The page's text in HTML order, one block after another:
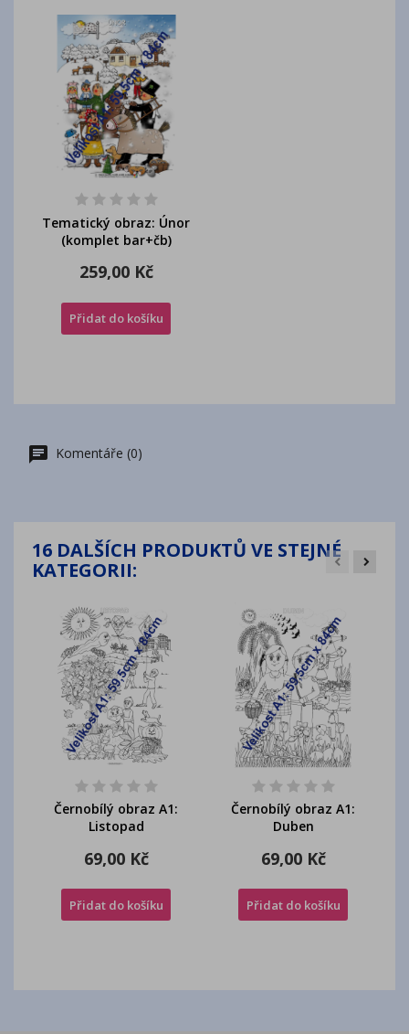
Tematický obraz: Únor
(komplet bar+čb)
259,00 Kč
Přidat do košíku
Komentáře (0)
16 DALŠÍCH PRODUKTŮ VE STEJNÉ
KATEGORII:
Černobílý obraz A1:
Listopad
69,00 Kč
Přidat do košíku
Černobílý obraz A1:
Duben
69,00 Kč
Přidat do košíku